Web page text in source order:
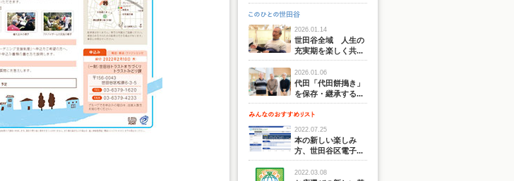
2026.01.14
世田谷全域 人生の
充実期を楽しく共...
2026.01.06
代田「代田餅搗き」
を保存・継承する...
2022.07.25
本の新しい楽しみ
方、世田谷区電子...
2022.03.08